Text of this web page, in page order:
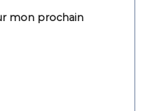
mon prochain